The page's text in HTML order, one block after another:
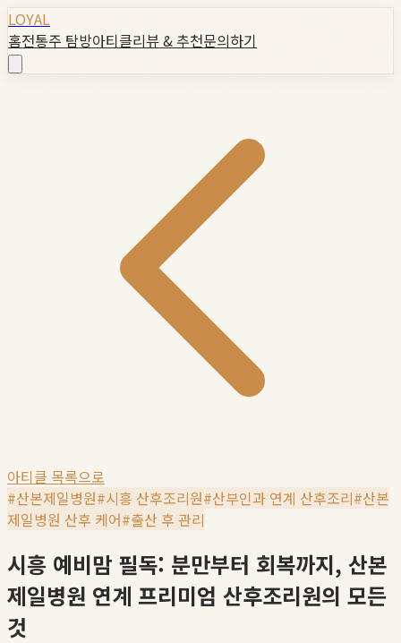
LOYAL
홈전통주 탐방아티클리뷰 & 추천문의하기
아티클 목록으로
#산본제일병원#시흥 산후조리원#산부인과 연계 산후조리#산본
제일병원 산후 케어#출산 후 관리
시흥 예비맘 필독: 분만부터 회복까지, 산본
제일병원 연계 프리미엄 산후조리원의 모든
것